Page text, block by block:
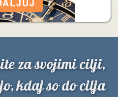
za svojimi cilji,
kdaj so do cilja